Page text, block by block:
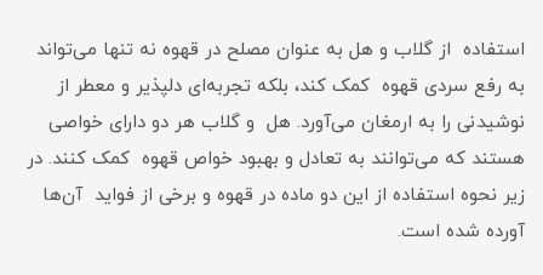
استفاده از گلاب و هل به عنوان مصلح در قهوه نه تنها می‌تواند
به رفع سردی قهوه کمک کند، بلکه تجربه‌ای دلپذیر و معطر از
نوشیدنی را به ارمغان می‌آورد. هل و گلاب هر دو دارای خواصی
هستند که می‌توانند به تعادل و بهبود خواص قهوه کمک کنند. در
زیر نحوه استفاده از این دو ماده در قهوه و برخی از فواید آن‌ها
آورده شده است.